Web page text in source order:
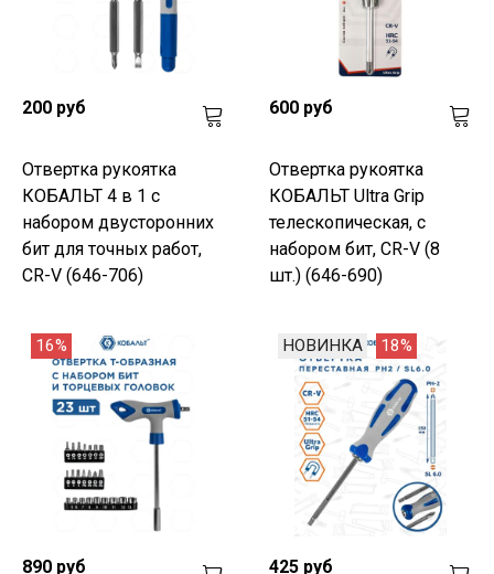
200 руб
Отвертка рукоятка
КОБАЛЬТ 4 в 1 с
набором двусторонних
бит для точных работ,
CR-V (646-706)
600 руб
Отвертка рукоятка
КОБАЛЬТ Ultra Grip
телескопическая, с
набором бит, CR-V (8
шт.) (646-690)
16%
890 руб
НОВИНКА 18%
425 руб